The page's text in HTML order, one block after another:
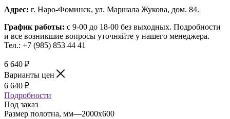
Адрес: г. Наро-Фоминск, ул. Маршала Жукова, дом. 84.
График работы: с 9-00 до 18-00 без выходных. Подробности
и все возникшие вопросы уточняйте у нашего менеджера.
Тел.: +7 (985) 853 44 41
6 640 ₽
Варианты цен
6 640 ₽
Подробности
Под заказ
Размер полотна, мм—2000x600